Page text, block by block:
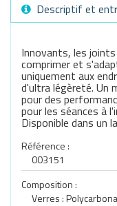
Descriptif et
Innovants, les
comprimer et
uniquement aux
d'ultra légèreté. Un
pour des
pour les séances à
Disponible dans un
Référence :
003151
Composition :
Verres :